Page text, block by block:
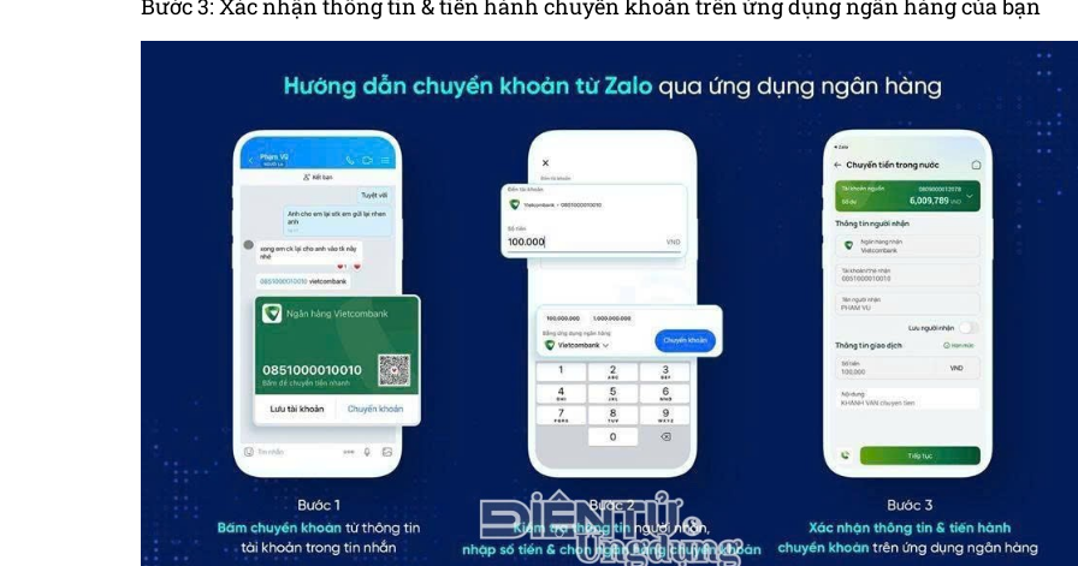
Bước 3: Xác nhận thông tin & tiến hành chuyển khoản trên ứng dụng ngân hàng của bạn